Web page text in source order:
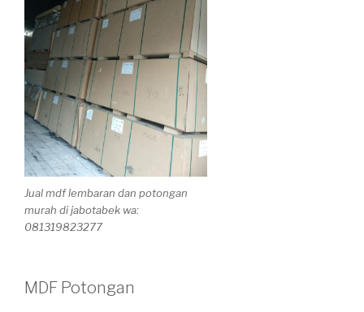
Jual mdf lembaran dan potongan
murah di jabotabek wa:
081319823277
MDF Potongan